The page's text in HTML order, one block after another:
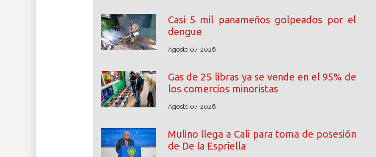
Casi 5 mil panameños golpeados por el
dengue
Agosto 07, 2026
Gas de 25 libras ya se vende en el 95% de
los comercios minoristas
Agosto 07, 2026
Mulino llega a Cali para toma de posesión
de De la Espriella